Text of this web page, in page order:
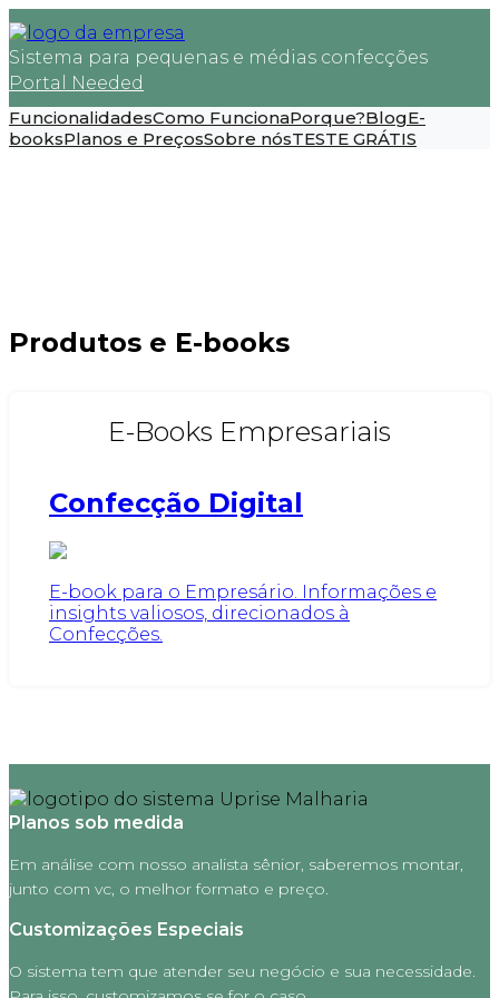
Sistema para pequenas e médias confecções
Portal Needed
FuncionalidadesComo FuncionaPorque?BlogE-
booksPlanos e PreçosSobre nósTESTE GRÁTIS
Produtos e E-books
E-Books Empresariais
Confecção Digital
E-book para o Empresário. Informações e
insights valiosos, direcionados à
Confecções.
Planos sob medida
Em análise com nosso analista sênior, saberemos montar,
junto com vc, o melhor formato e preço.
Customizações Especiais
O sistema tem que atender seu negócio e sua necessidade.